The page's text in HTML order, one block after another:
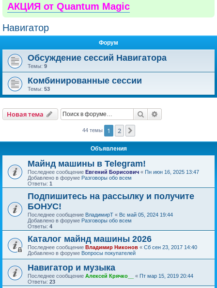
АКЦИЯ от Quantum Magic
Навигатор
Форум
Обсуждение сессий Навигатора
Темы: 9
Комбинированные сессии
Темы: 53
Новая тема Поиск
44 темы 1 2
Объявления
Майнд машины в Telegram!
Последнее сообщение Евгений Борисович « Пн июн 16, 2025 13:47
Добавлено в форуме Разговоры обо всем
Ответы: 1
Подпишитесь на рассылку и получите
БОНУС!
Последнее сообщение ВладимирТ « Вс май 05, 2024 19:44
Добавлено в форуме Разговоры обо всем
Ответы: 4
Каталог майнд машины 2026
Последнее сообщение Владимир Никонов « Сб сен 23, 2017 14:40
Добавлено в форуме Вопросы покупателей
Навигатор и музыка
Последнее сообщение Алексей Крячко__ « Пт мар 15, 2019 20:44
Ответы: 23